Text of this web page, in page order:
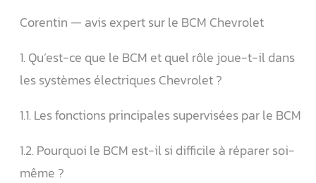
Corentin — avis expert sur le BCM Chevrolet
1. Qu’est-ce que le BCM et quel rôle joue-t-il dans
les systèmes électriques Chevrolet ?
1.1. Les fonctions principales supervisées par le BCM
1.2. Pourquoi le BCM est-il si difficile à réparer soi-
même ?